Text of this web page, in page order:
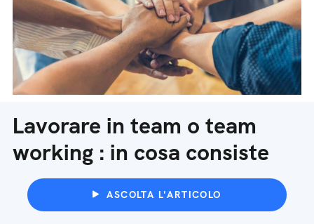
Lavorare in team o team
working : in cosa consiste
ASCOLTA L'ARTICOLO